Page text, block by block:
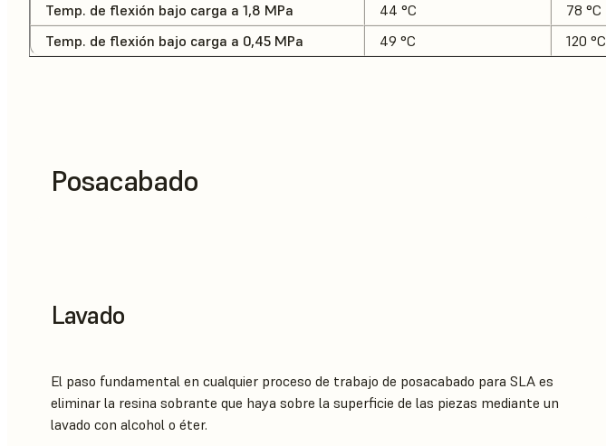
Temp. de flexión bajo carga a 1,8 MPa 44 °C 78 °C
Temp. de flexión bajo carga a 0,45 MPa
49 °C 120 °C
Posacabado
Lavado
El paso fundamental en cualquier proceso de trabajo de posacabado para SLA es
eliminar la resina sobrante que haya sobre la superficie de las piezas mediante un
lavado con alcohol o éter.